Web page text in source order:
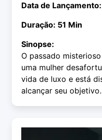
Data de
Duração: 51 Min
Sinopse:
O passado
uma mulher
vida de luxo e está
alcançar seu objetivo.